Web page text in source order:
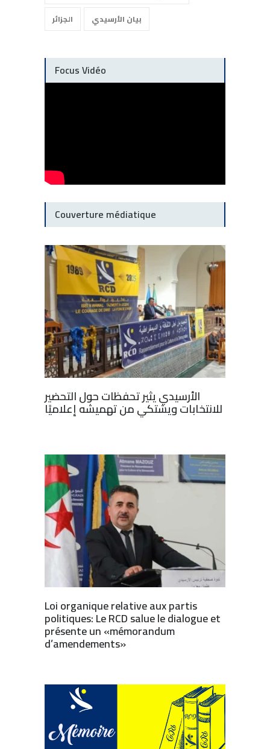
الجزائر
بيان الأرسيدي
Focus Vidéo
Couverture médiatique
الأرسيدي يثير تحفظات حول التحضير
للانتخابات ويشتكي من تهميشه إعلاميًا
Loi organique relative aux partis
politiques: Le RCD salue le dialogue et
présente un «mémorandum
d’amendements»